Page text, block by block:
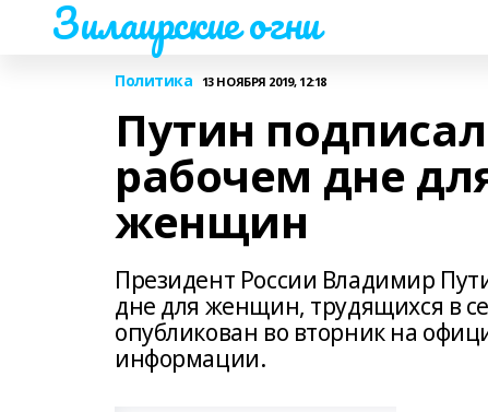
Зилаирские огни
Политика 13 НОЯБРЯ 2019, 12:18
Путин
рабочем дне
женщин
Президент России Владимир
дне для женщин, трудящихся в
опубликован во вторник на
информации.